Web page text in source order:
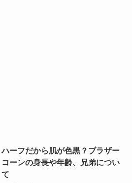
ハーフだから肌が色黒？ブラザー
コーンの身長や年齢、兄弟につい
て